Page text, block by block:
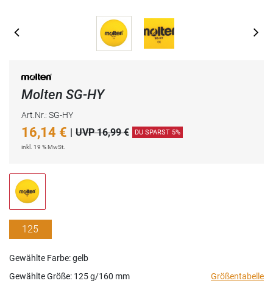
Molten SG-HY
Art.Nr.: SG-HY
16,14 € | UVP 16,99 € DU SPARST 5%
inkl. 19 % MwSt.
125
Gewählte Farbe: gelb
Gewählte Größe: 125 g/160 mm Größentabelle